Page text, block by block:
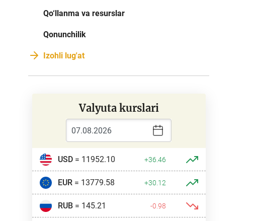
Qo‘llanma va resurslar
Qonunchilik
Izohli lug'at
Valyuta kurslari
USD= 11952.10 +36.46
EUR= 13779.58 +30.12
RUB= 145.21 -0.98